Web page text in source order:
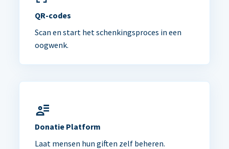
QR-codes
Scan en start het schenkingsproces in een
oogwenk.
Donatie Platform
Laat mensen hun giften zelf beheren.